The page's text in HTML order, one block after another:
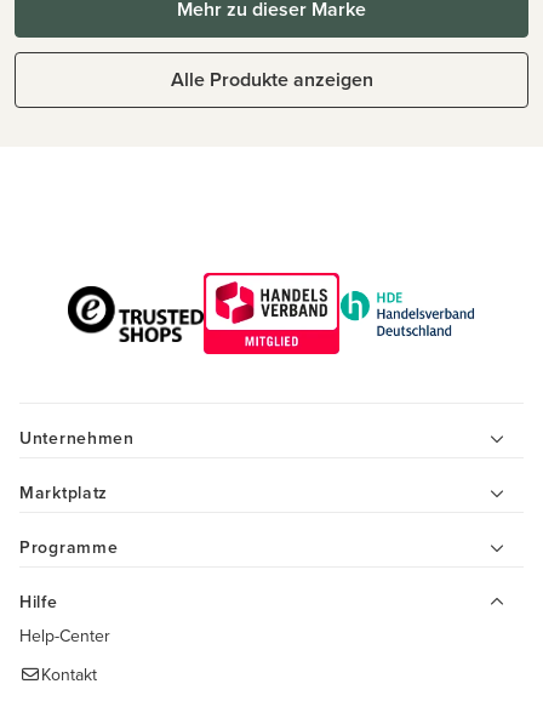
Mehr zu dieser Marke
Alle Produkte anzeigen
Unternehmen
Marktplatz
Programme
Hilfe
Help-Center
Kontakt